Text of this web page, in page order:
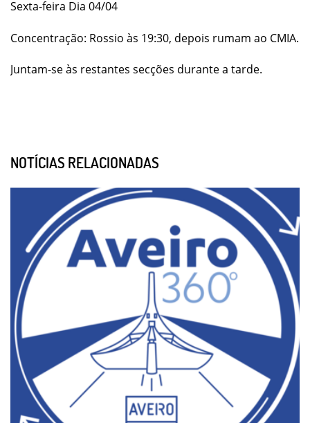
Sexta-feira Dia 04/04
Concentração: Rossio às 19:30, depois rumam ao CMIA.
Juntam-se às restantes secções durante a tarde.
NOTÍCIAS RELACIONADAS